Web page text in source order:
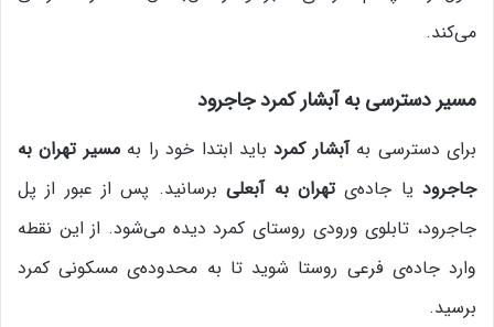
می‌کند.
مسیر دسترسی به آبشار کمردجاجرود
برای دسترسی بهآبشار کمردباید ابتدا خود را بهمسیر تهران به
جاجرودیا جاده‌یتهران به آبعلیبرسانید. پس از عبور از پل
جاجرود، تابلوی ورودی روستای کمرد دیده می‌شود. از این نقطه
وارد جاده‌ی فرعی روستا شوید تا به محدوده‌ی مسکونی کمرد
برسید.